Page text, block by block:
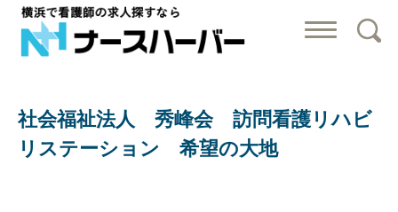
社会福祉法人 秀峰会 訪問看護リハビ
リステーション 希望の大地